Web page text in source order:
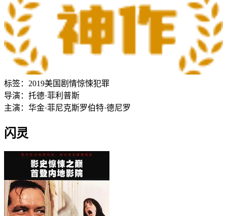
标签： 2019美国剧情惊悚犯罪
导演： 托德·菲利普斯
主演： 华金·菲尼克斯罗伯特·德尼罗
闪灵